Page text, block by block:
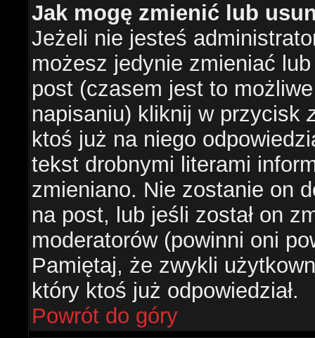
Jak mogę zmienić lub
Jeżeli nie jesteś
możesz jedynie zmieniać
post (czasem jest to
napisaniu) kliknij w przycisk
ktoś już na niego
tekst drobnymi literami
zmieniano. Nie zostanie on
na post, lub jeśli został on
moderatorów (powinni oni
Pamiętaj, że zwykli
który ktoś już odpowiedział.
Powrót do góry